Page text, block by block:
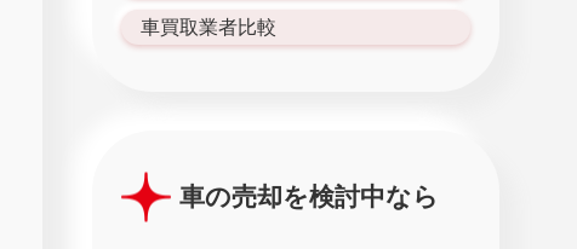
車買取業者比較
車の売却を検討中なら